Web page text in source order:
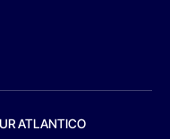
ATLANTICO